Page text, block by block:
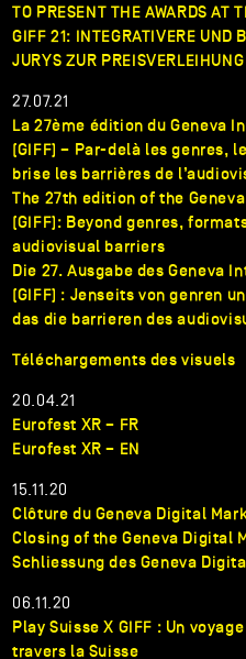
TO PRESENT THE AWARDS AT
GIFF 21: INTEGRATIVERE UND
JURYS ZUR
27.07.21
La 27ème édition du Geneva
(GIFF) – Par-delà les genres,
brise les barrières de
The 27th edition of the
(GIFF): Beyond genres,
audiovisual barriers
Die 27. Ausgabe des Geneva
(GIFF) : Jenseits von genren
das die barrieren des
Téléchargements des visuels
20.04.21
Eurofest XR – FR
Eurofest XR – EN
15.11.20
Clôture du Geneva Digital
Closing of the Geneva Digital
Schliessung des Geneva
06.11.20
Play Suisse X GIFF : Un
travers la Suisse